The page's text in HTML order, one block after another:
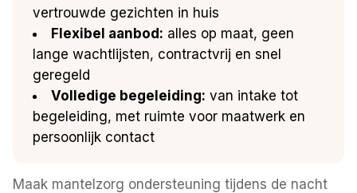
vertrouwde gezichten in huis
Flexibel aanbod: alles op maat, geen
lange wachtlijsten, contractvrij en snel
geregeld
Volledige begeleiding: van intake tot
begeleiding, met ruimte voor maatwerk en
persoonlijk contact
Maak mantelzorg ondersteuning tijdens de nacht